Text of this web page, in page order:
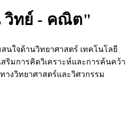
วิทย์ - คณิต"
ใจด้านวิทยาศาสตร์ เทคโนโลยี
ริมการคิดวิเคราะห์และการค้นคว้า
างวิทยาศาสตร์และวิศวกรรม